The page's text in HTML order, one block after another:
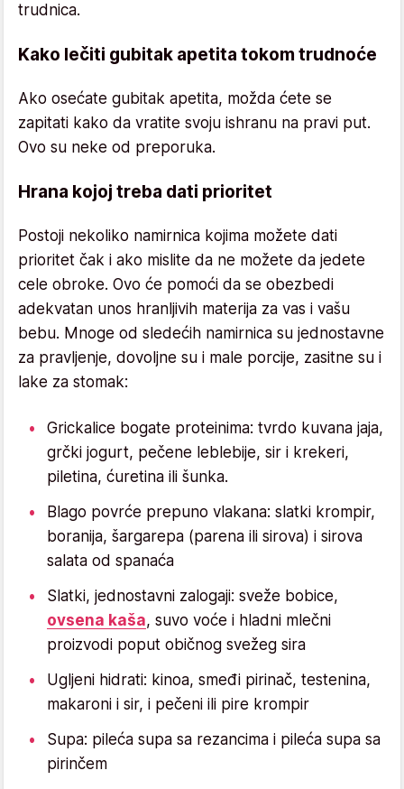
trudnica.
Kako lečiti gubitak apetita tokom trudnoće
Ako osećate gubitak apetita, možda ćete se
zapitati kako da vratite svoju ishranu na pravi put.
Ovo su neke od preporuka.
Hrana kojoj treba dati prioritet
Postoji nekoliko namirnica kojima možete dati
prioritet čak i ako mislite da ne možete da jedete
cele obroke. Ovo će pomoći da se obezbedi
adekvatan unos hranljivih materija za vas i vašu
bebu. Mnoge od sledećih namirnica su jednostavne
za pravljenje, dovoljne su i male porcije, zasitne su i
lake za stomak:
Grickalice bogate proteinima: tvrdo kuvana jaja,
grčki jogurt, pečene leblebije, sir i krekeri,
piletina, ćuretina ili šunka.
Blago povrće prepuno vlakana: slatki krompir,
boranija, šargarepa (parena ili sirova) i sirova
salata od spanaća
Slatki, jednostavni zalogaji: sveže bobice,
ovsena kaša, suvo voće i hladni mlečni
proizvodi poput običnog svežeg sira
Ugljeni hidrati: kinoa, smeđi pirinač, testenina,
makaroni i sir, i pečeni ili pire krompir
Supa: pileća supa sa rezancima i pileća supa sa
pirinčem